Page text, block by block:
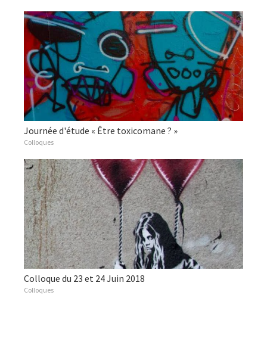
Journée d'étude « Être toxicomane ? »
Colloques
Colloque du 23 et 24 Juin 2018
Colloques